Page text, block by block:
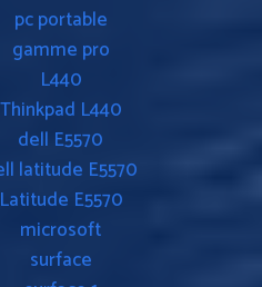
pc portable
gamme pro
L440
Thinkpad L440
dell E5570
latitude E5570
Latitude E5570
microsoft
surface